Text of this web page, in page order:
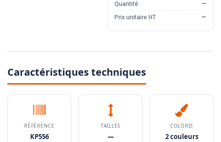
Quantité
—
Prix unitaire HT
—
Caractéristiques techniques
RÉFÉRENCE
KP556
TAILLES
—
COLORIS
2 couleurs